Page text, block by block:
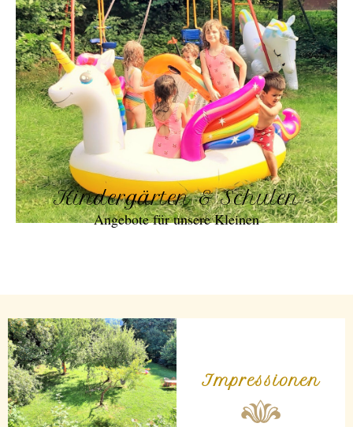
Kindergärten & Schulen
Angebote für unsere Kleinen
Impressionen